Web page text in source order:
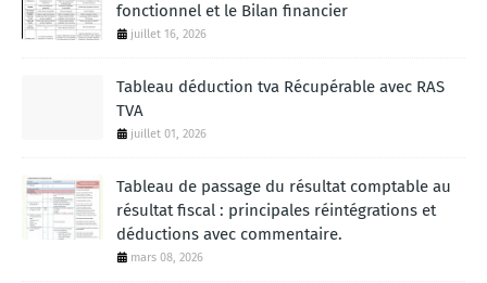
fonctionnel et le Bilan financier
juillet 16, 2026
Tableau déduction tva Récupérable avec RAS
TVA
juillet 01, 2026
Tableau de passage du résultat comptable au
résultat fiscal : principales réintégrations et
déductions avec commentaire.
mars 08, 2026